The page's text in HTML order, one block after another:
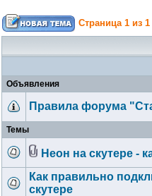
Страница 1 из 1
Объявления
Правила форума
Темы
Неон на скутере -
Как правильно
скутере